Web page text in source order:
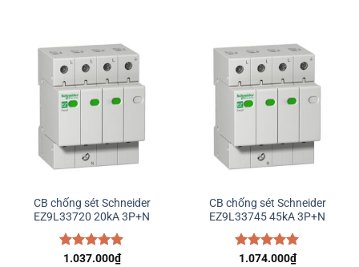
CB chống sét Schneider
EZ9L33720 20kA 3P+N
Được xếp
1.037.000₫
CB chống sét Schneider
EZ9L33745 45kA 3P+N
Được xếp
1.074.000₫